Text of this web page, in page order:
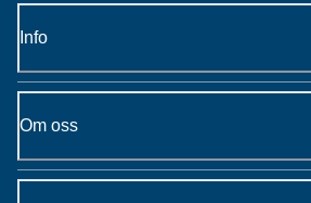
Info
Om oss